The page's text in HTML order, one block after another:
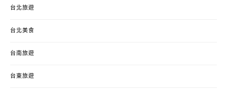
台北旅遊
台北美食
台南旅遊
台東旅遊